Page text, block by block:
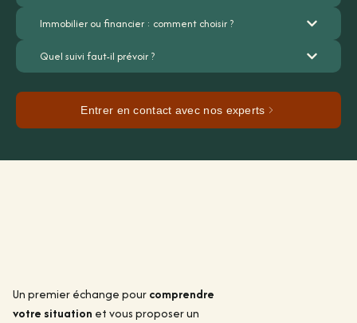
Immobilier ou financier : comment choisir ?
Quel suivi faut-il prévoir ?
Entrer en contact avec nos experts
Un premier échange pourcomprendre
votre situation et vous proposer un